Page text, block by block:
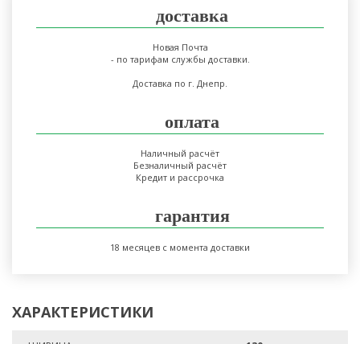
доставка
Новая Почта
- по тарифам службы доставки.
Доставка по г. Днепр.
оплата
Наличный расчёт
Безналичный расчёт
Кредит и рассрочка
гарантия
18 месяцев с момента доставки
ХАРАКТЕРИСТИКИ